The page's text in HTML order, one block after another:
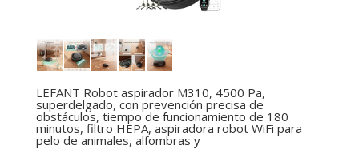
LEFANT Robot aspirador M310, 4500 Pa,
superdelgado, con prevención precisa de
obstáculos, tiempo de funcionamiento de 180
minutos, filtro HEPA, aspiradora robot WiFi para
pelo de animales, alfombras y